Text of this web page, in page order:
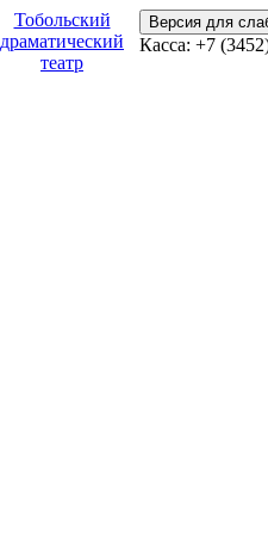
Тобольский
драматический
театр
Версия для
Касса: +7